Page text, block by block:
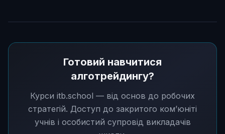
Готовий навчитися
алготрейдингу?
Курси itb.school — від основ до робочих
стратегій. Доступ до закритого ком’юніті
учнів і особистий супровід викладачів